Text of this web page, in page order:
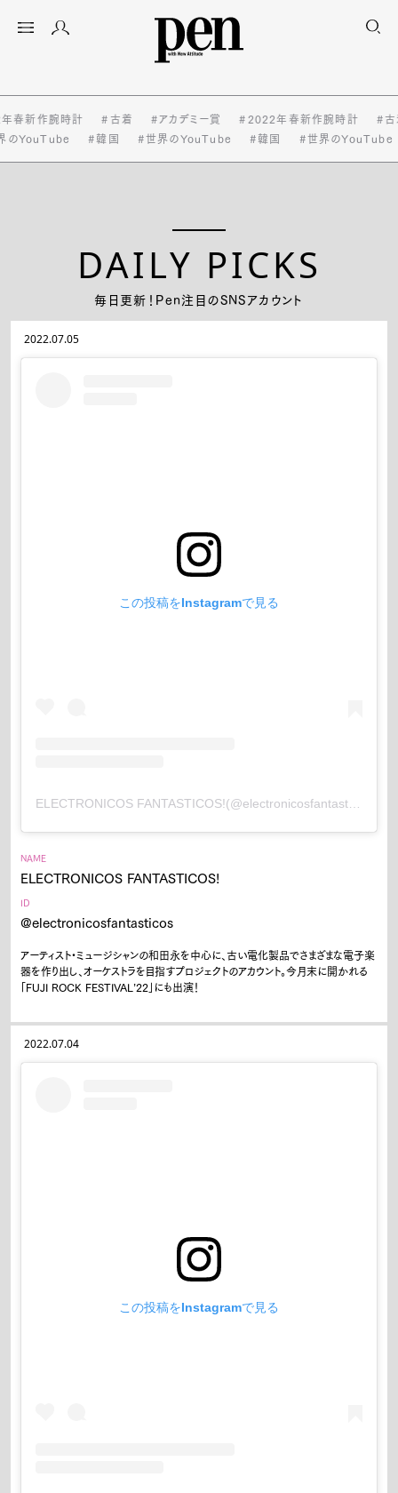
春新作腕時計 #古着 #アカデミー賞 #2022年春新作腕時計
#古
のYouTube
#韓国 #世界のYouTube #韓国 #世界のYouTube
DAILY PICKS
毎日更新！Pen注目のSNSアカウント
2022.07.05
この投稿をInstagramで見る
ELECTRONICOS FANTASTICOS!(@electronicosfantasticos)がシェアした投稿
NAME
ELECTRONICOS FANTASTICOS!
ID
@electronicosfantasticos
アーティスト・ミュージシャンの和田永を中心に、古い電化製品でさまざまな電子楽
器を作り出し、オーケストラを目指すプロジェクトのアカウント。今月末に開かれる
「FUJI ROCK FESTIVAL’22」にも出演！
2022.07.04
この投稿をInstagramで見る